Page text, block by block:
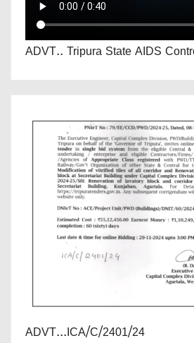
ADVT.. Tripura State AIDS
ADVT...ICA/C/2401/24